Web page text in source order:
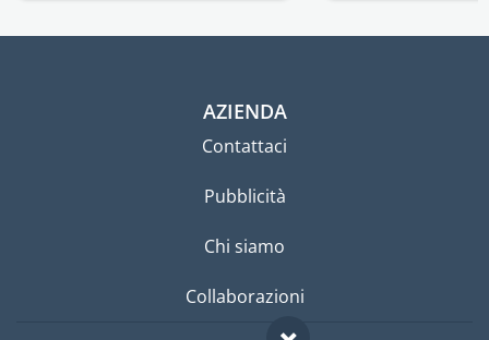
AZIENDA
Contattaci
Pubblicità
Chi siamo
Collaborazioni